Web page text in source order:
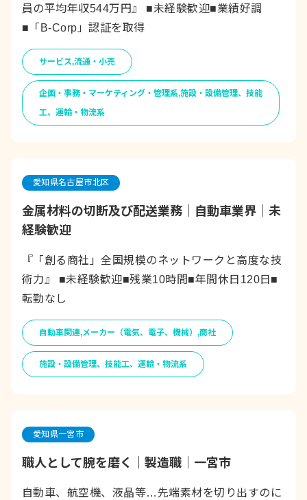
員の平均年収544万円』 ■未経験歓迎■業績好調
■「B-Corp」認証を取得
サービス,流通・小売
企画・事務・マーケティング・管理系,施設・設備管理、技能
工、運輸・物流系
愛知県名古屋市北区
金属材料の切断及び配送業務｜自動車業界｜未
経験歓迎
『「創る商社」全国規模のネットワークと高度な技
術力』 ■未経験歓迎■残業10時間■年間休日120日■
転勤なし
自動車関連,メーカー（電気、電子、機械）,商社
施設・設備管理、技能工、運輸・物流系
愛知県一宮市
職人として腕を磨く｜製造職｜一宮市
自動車、航空機、液晶等…先端素材を切り出すのに